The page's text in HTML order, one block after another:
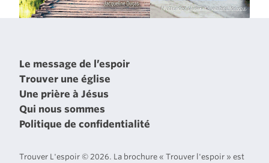
Le message de l’espoir
Trouver une église
Une prière à Jésus
Qui nous sommes
Politique de confidentialité
Trouver L'espoir © 2026. La brochure « Trouver l'espoir » est